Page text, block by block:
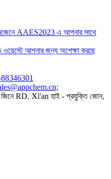
AAES2023 এ আপনার সাথে
ওয়েস্টে আপনার জন্য অপেক্ষা করছে
;
RD. Xi'an হাই - প্রযুক্তি জোন,